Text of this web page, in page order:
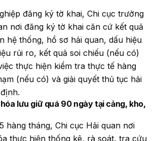
đăng ký tờ khai, Chi cục trưởng
nơi đăng ký tờ khai căn cứ kết quả
hệ thống, hồ sơ hải quan, dấu hiệu
rủi ro, kết quả soi chiếu (nếu có)
thực hiện kiểm tra thực tế hàng
(nếu có) và giải quyết thủ tục hải
lưu giữ quá 90 ngày tại cảng, kho,
hàng tháng, Chi cục Hải quan nơi
thực hiện thống kê, rà soát, tra cứu